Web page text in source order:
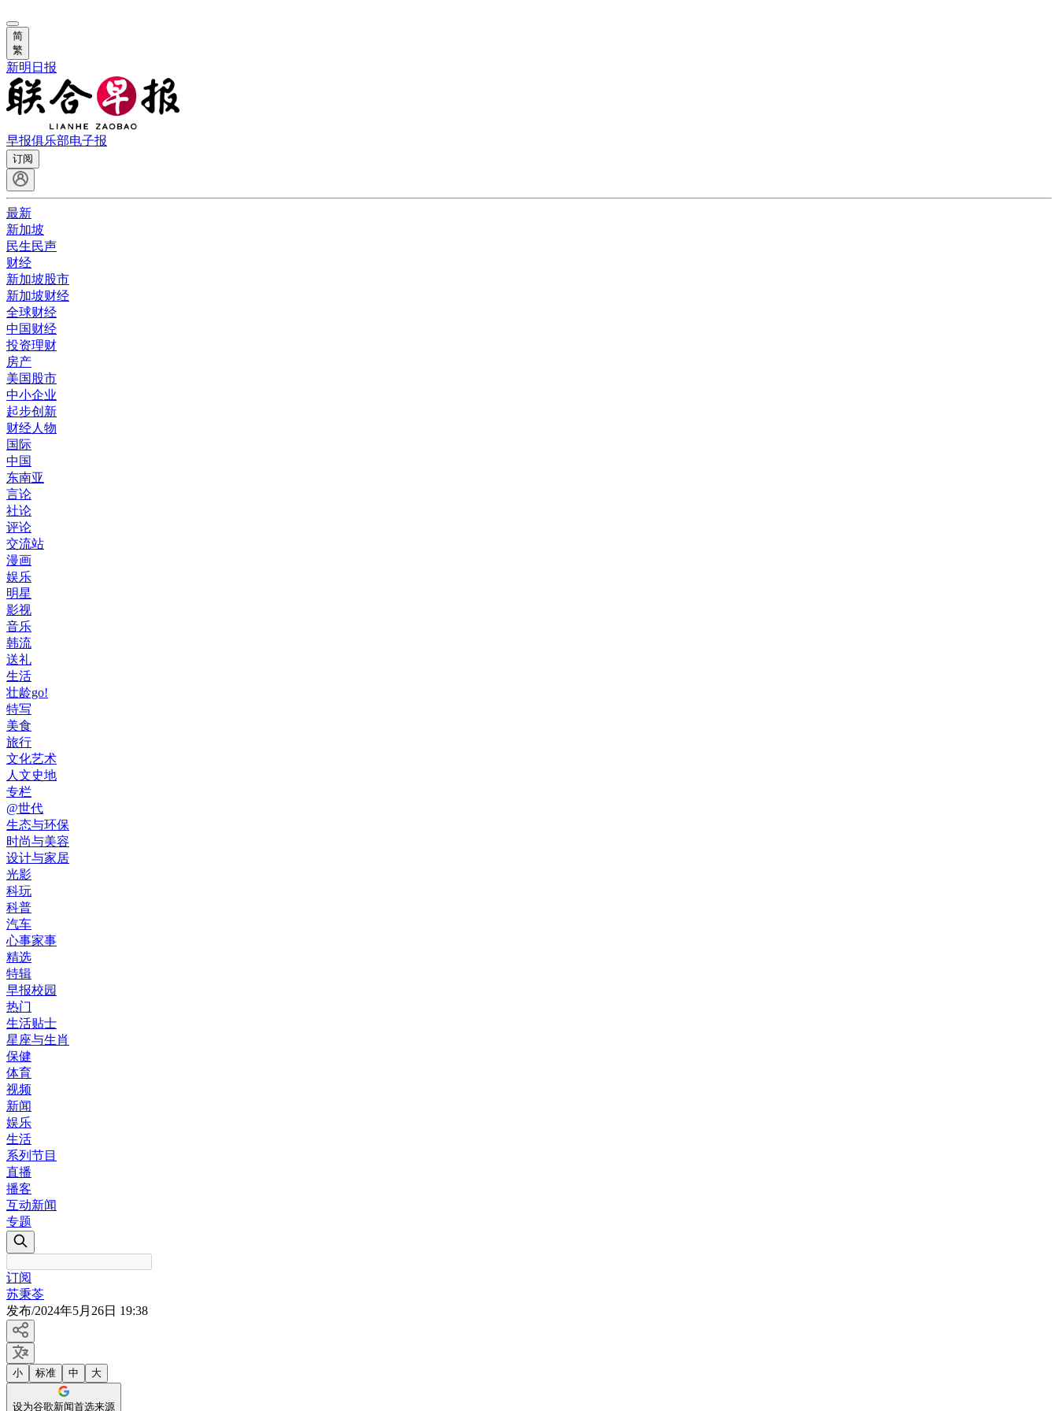
简
繁
新明日报
早报俱乐部电子报
订阅
最新
新加坡
民生民声
财经
新加坡股市
新加坡财经
全球财经
中国财经
投资理财
房产
美国股市
中小企业
起步创新
财经人物
国际
中国
东南亚
言论
社论
评论
交流站
漫画
娱乐
明星
影视
音乐
韩流
送礼
生活
壮龄go!
特写
美食
旅行
文化艺术
人文史地
专栏
@世代
生态与环保
时尚与美容
设计与家居
光影
科玩
科普
汽车
心事家事
精选
特辑
早报校园
热门
生活贴士
星座与生肖
保健
体育
视频
新闻
娱乐
生活
系列节目
直播
播客
互动新闻
专题
订阅
苏秉苓
发布/2024年5月26日 19:38
小 标准 中 大
设为谷歌新闻首选来源